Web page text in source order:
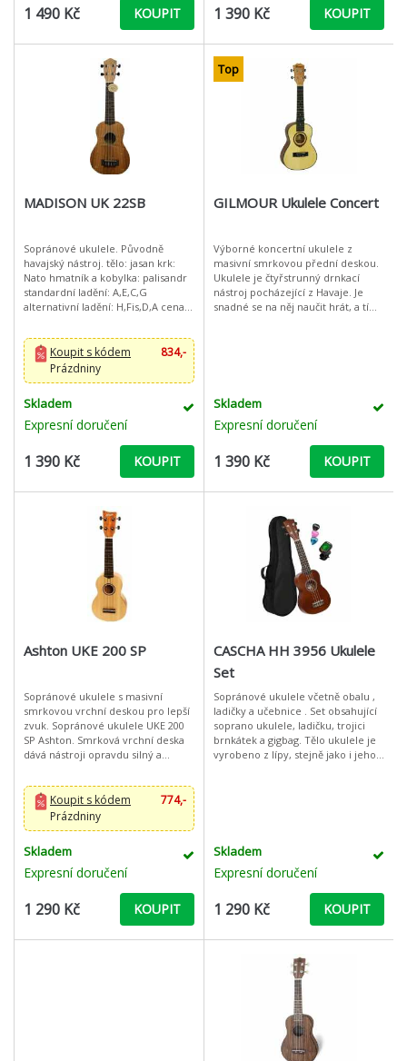
1 490 Kč KOUPIT 1 390 Kč KOUPIT
MADISON UK 22SB
Sopránové ukulele. Původně
havajský nástroj. tělo: jasan krk:
Nato hmatník a kobylka: palisandr
standardní ladění: A,E,C,G
alternativní ladění: H,Fis,D,A cena
Koupit s kódem
834,-
Prázdniny
Skladem
Expresní doručení
1 390 Kč KOUPIT
Top
GILMOUR Ukulele Concert
Výborné koncertní ukulele z
masivní smrkovou přední deskou.
Ukulele je čtyřstrunný drnkací
nástroj pocházející z Havaje. Je
snadné se na něj naučit hrát, a tím
Skladem
Expresní doručení
1 390 Kč KOUPIT
Ashton UKE 200 SP
Sopránové ukulele s masivní
smrkovou vrchní deskou pro lepší
zvuk. Sopránové ukulele UKE 200
SP Ashton. Smrková vrchní deska
dává nástroji opravdu silný a
mahagonu Palisandrový hmatník a
kob
Koupit s kódem
774,-
Prázdniny
Skladem
Expresní doručení
1 290 Kč KOUPIT
CASCHA HH 3956 Ukulele
Set
Sopránové ukulele včetně obalu ,
ladičky a učebnice . Set obsahující
soprano ukulele, ladičku, trojici
brnkátek a gigbag. Tělo ukulele je
vyrobeno z lípy, stejně jako i jeho
Skladem
Expresní doručení
1 290 Kč KOUPIT